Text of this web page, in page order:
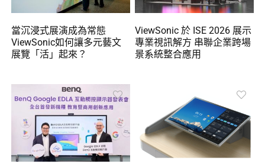
當沉浸式展演成為常態
ViewSonic如何讓多元藝文
展覽「活」起來？
ViewSonic 於 ISE 2026 展示
專業視訊解方 串聯企業跨場
景系統整合應用